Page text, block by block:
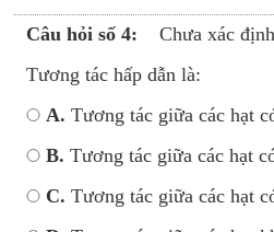
Câu hỏi số 4:
Chưa xác định
Tương tác hấp dẫn là:
A. Tương tác giữa các hạt
B. Tương tác giữa các hạt
C. Tương tác giữa các hạt